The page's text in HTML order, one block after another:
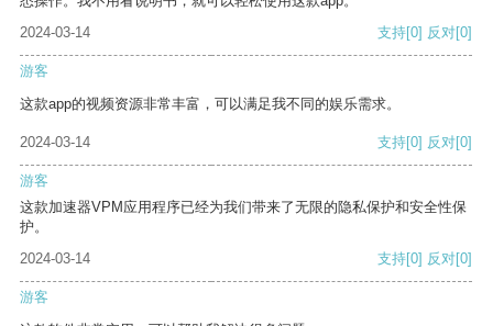
2024-03-14
支持[0] 反对[0]
游客
这款app的视频资源非常丰富，可以满足我不同的娱乐需求。
2024-03-14 支持[0] 反对[0]
游客
这款加速器VPM应用程序已经为我们带来了无限的隐私保护和安全性保
护。
2024-03-14
支持[0] 反对[0]
游客